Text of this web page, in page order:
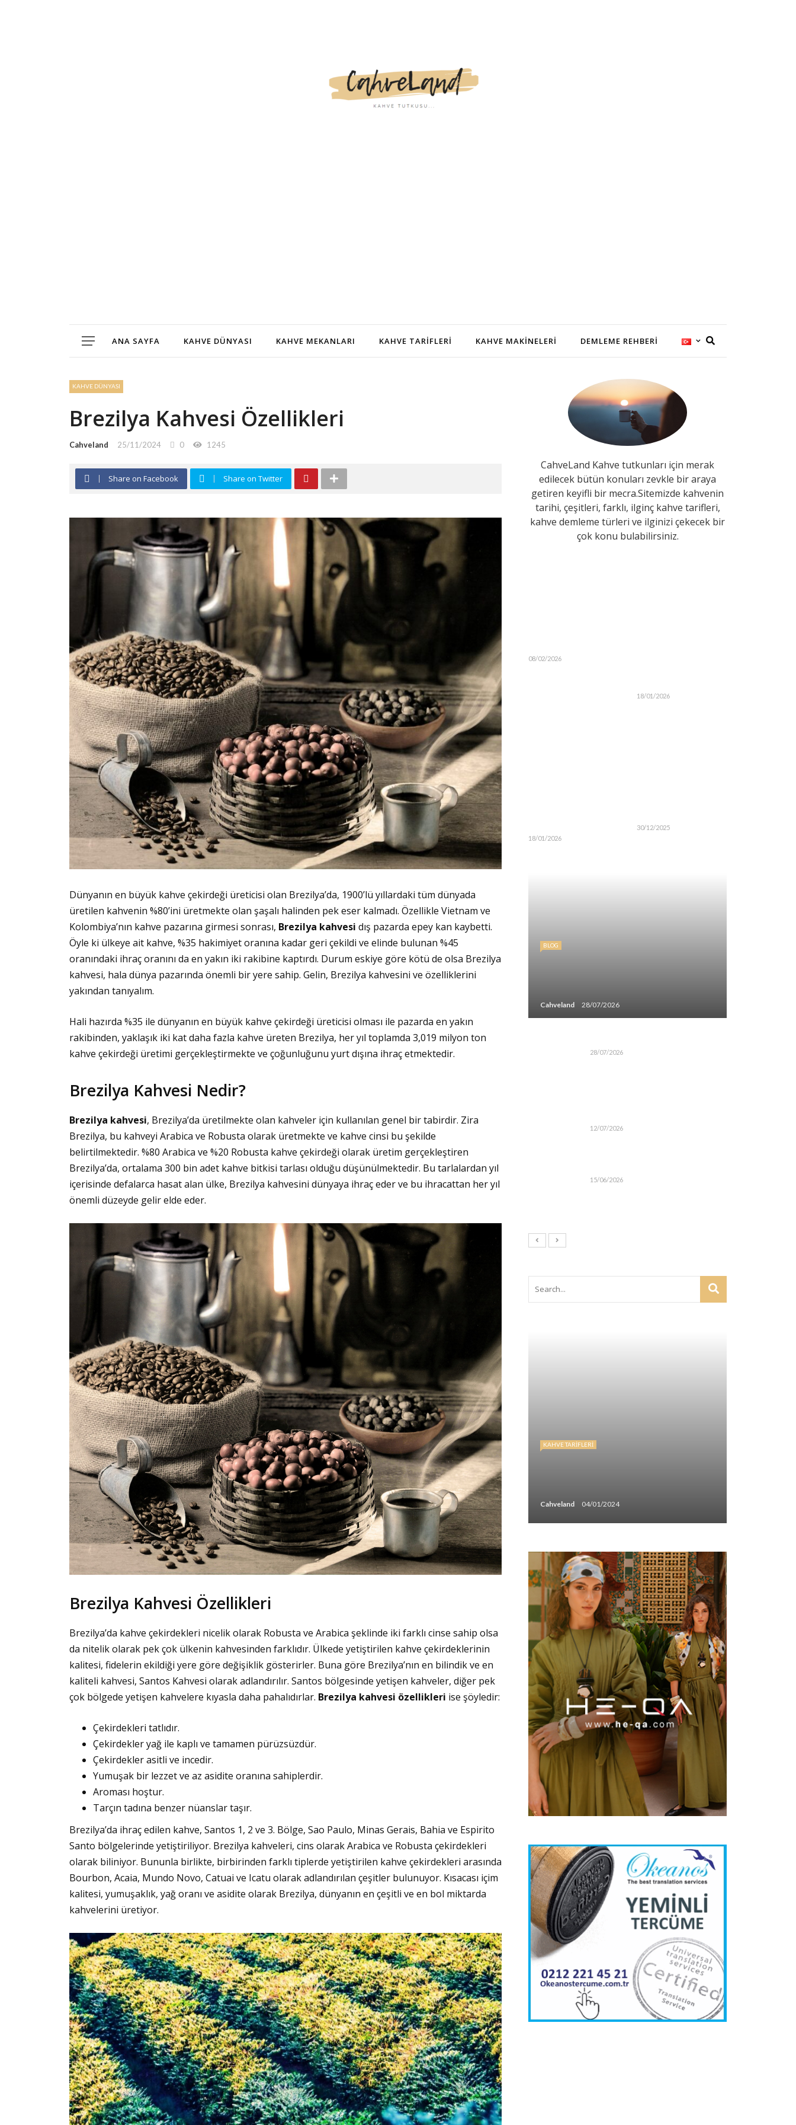
ANA SAYFA KAHVE DÜNYASI KAHVE MEKANLARI KAHVE TARIFLERI KAHVE MAKINELERI DEMLEME REHBERI
KAHVE DÜNYASI
Brezilya Kahvesi Özellikleri
Cahveland 25/11/2024 0 1245
Share on Facebook Share on Twitter
Dünyanın en büyük kahve çekirdeği üreticisi olan Brezilya’da, 1900’lü yıllardaki tüm dünyada
üretilen kahvenin %80’ini üretmekte olan şaşalı halinden pek eser kalmadı. Özellikle Vietnam ve
Kolombiya’nın kahve pazarına girmesi sonrası, Brezilya kahvesi dış pazarda epey kan kaybetti.
Öyle ki ülkeye ait kahve, %35 hakimiyet oranına kadar geri çekildi ve elinde bulunan %45
oranındaki ihraç oranını da en yakın iki rakibine kaptırdı. Durum eskiye göre kötü de olsa Brezilya
kahvesi, hala dünya pazarında önemli bir yere sahip. Gelin, Brezilya kahvesini ve özelliklerini
yakından tanıyalım.
Hali hazırda %35 ile dünyanın en büyük kahve çekirdeği üreticisi olması ile pazarda en yakın
rakibinden, yaklaşık iki kat daha fazla kahve üreten Brezilya, her yıl toplamda 3,019 milyon ton
kahve çekirdeği üretimi gerçekleştirmekte ve çoğunluğunu yurt dışına ihraç etmektedir.
Brezilya Kahvesi Nedir?
Brezilya kahvesi, Brezilya’da üretilmekte olan kahveler için kullanılan genel bir tabirdir. Zira
Brezilya, bu kahveyi Arabica ve Robusta olarak üretmekte ve kahve cinsi bu şekilde
belirtilmektedir. %80 Arabica ve %20 Robusta kahve çekirdeği olarak üretim gerçekleştiren
Brezilya’da, ortalama 300 bin adet kahve bitkisi tarlası olduğu düşünülmektedir. Bu tarlalardan yıl
içerisinde defalarca hasat alan ülke, Brezilya kahvesini dünyaya ihraç eder ve bu ihracattan her yıl
önemli düzeyde gelir elde eder.
Brezilya Kahvesi Özellikleri
Brezilya’da kahve çekirdekleri nicelik olarak Robusta ve Arabica şeklinde iki farklı cinse sahip olsa
da nitelik olarak pek çok ülkenin kahvesinden farklıdır. Ülkede yetiştirilen kahve çekirdeklerinin
kalitesi, fidelerin ekildiği yere göre değişiklik gösterirler. Buna göre Brezilya’nın en bilindik ve en
kaliteli kahvesi, Santos Kahvesi olarak adlandırılır. Santos bölgesinde yetişen kahveler, diğer pek
çok bölgede yetişen kahvelere kıyasla daha pahalıdırlar. Brezilya kahvesi özellikleri ise şöyledir:
Çekirdekleri tatlıdır.
Çekirdekler yağ ile kaplı ve tamamen pürüzsüzdür.
Çekirdekler asitli ve incedir.
Yumuşak bir lezzet ve az asidite oranına sahiplerdir.
Aroması hoştur.
Tarçın tadına benzer nüanslar taşır.
Brezilya’da ihraç edilen kahve, Santos 1, 2 ve 3. Bölge, Sao Paulo, Minas Gerais, Bahia ve Espirito
Santo bölgelerinde yetiştiriliyor. Brezilya kahveleri, cins olarak Arabica ve Robusta çekirdekleri
olarak biliniyor. Bununla birlikte, birbirinden farklı tiplerde yetiştirilen kahve çekirdekleri arasında
Bourbon, Acaia, Mundo Novo, Catuai ve Icatu olarak adlandırılan çeşitler bulunuyor. Kısacası içim
kalitesi, yumuşaklık, yağ oranı ve asidite olarak Brezilya, dünyanın en çeşitli ve en bol miktarda
kahvelerini üretiyor.
CahveLand Kahve tutkunları için merak
edilecek bütün konuları zevkle bir araya
getiren keyifli bir mecra.Sitemizde kahvenin
tarihi, çeşitleri, farklı, ilginç kahve tarifleri,
kahve demleme türleri ve ilginizi çekecek bir
çok konu bulabilirsiniz.
08/02/2026
18/01/2026
18/01/2026
30/12/2025
BLOG
Cahveland 28/07/2026
28/07/2026
12/07/2026
15/06/2026
KAHVE TARIFLERI
Cahveland 04/01/2024